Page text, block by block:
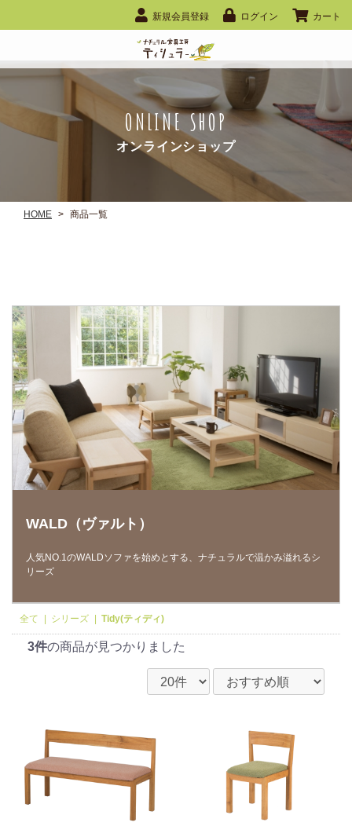
ONLINE SHOP
オンラインショップ
新規会員登録 ログイン カート
HOME > 商品一覧
WALD（ヴァルト）
人気NO.1のWALDソファを始めとする、ナチュラルで温かみ溢れるシ
リーズ
全て シリーズ Tidy(ティディ)
3件の商品が見つかりました